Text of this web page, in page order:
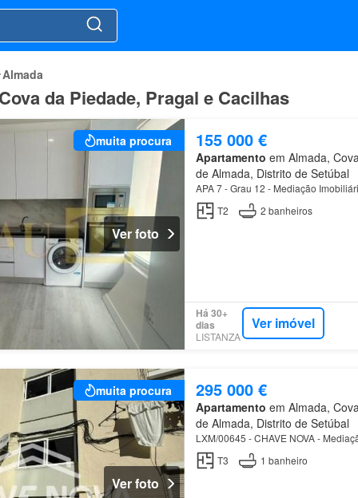
Almada
da Piedade, Pragal e Cacilhas
muita procura
Ver foto
155 000 €
Apartamento em Almada,
de Almada, Distrito de Setúbal
APA 7 - Grau 12 - Mediação
T2
2 banheiros
Há 30+
dias
LISTANZA
Ver imóvel
muita procura
Ver foto
295 000 €
Apartamento em Almada,
de Almada, Distrito de Setúbal
LXM/00645 - CHAVE NOVA -
T3
1 banheiro